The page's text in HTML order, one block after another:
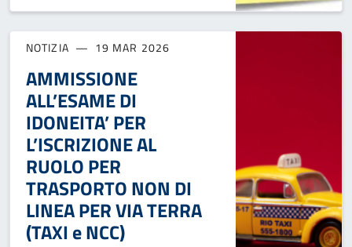
NOTIZIA 19 MAR 2026
AMMISSIONE
ALL’ESAME DI
IDONEITA’ PER
L’ISCRIZIONE AL
RUOLO PER
TRASPORTO NON DI
LINEA PER VIA TERRA
(TAXI e NCC)